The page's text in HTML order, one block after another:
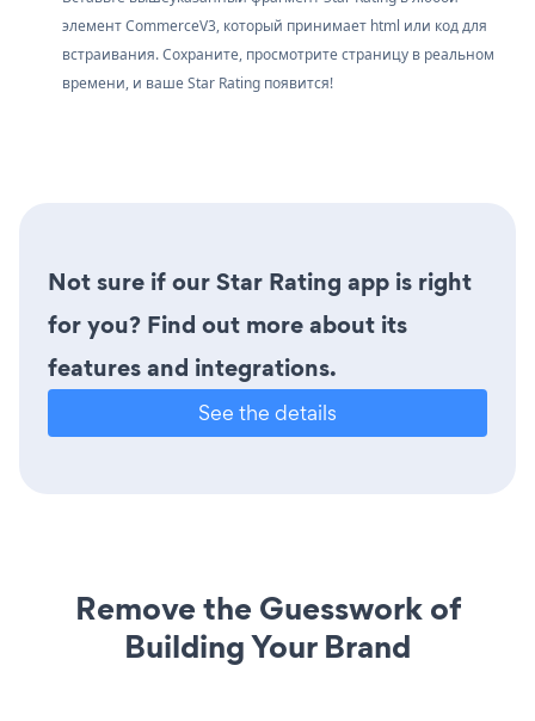
элемент CommerceV3, который принимает html или код для
встраивания. Сохраните, просмотрите страницу в реальном
времени, и ваше Star Rating появится!
Not sure if our Star Rating app is right
for you? Find out more about its
features and integrations.
See the details
Remove the Guesswork of
Building Your Brand